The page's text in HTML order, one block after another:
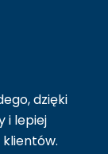
dzięki
i lepiej